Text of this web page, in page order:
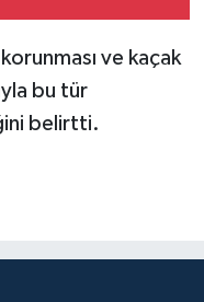
ve kaçak
bu tür
belirtti.